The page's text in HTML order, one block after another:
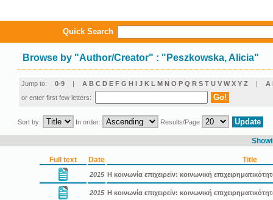
Quick Search
Browse by "Author/Creator" : "Peszkowska, Alicia"
Jump to: 0-9 | A B C D E F G H I J K L M N O P Q R S T U V W X Y Z | Α
or enter first few letters:
Sort by: In order: Results/Page
Full text Date Title
2015 Η κοινωνία επιχειρείν: κοινωνική
2015 Η κοινωνία επιχειρείν: κοινωνική